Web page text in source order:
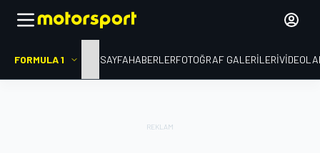
FORMULA 1 ANA SAYFAHABERLERFOTOĞRAF GALERILERI